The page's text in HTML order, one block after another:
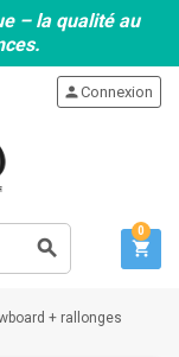
– la qualité au
search
personConnexion
shopping_cart
0
+ rallonges